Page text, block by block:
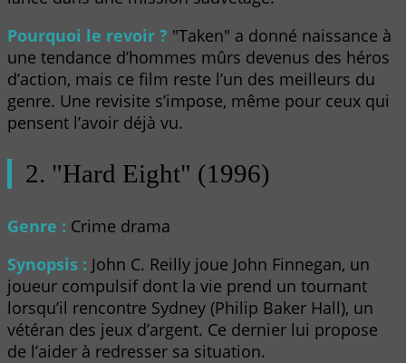
Pourquoi le revoir ? "Taken" a donné naissance à
une tendance d’hommes mûrs devenus des héros
d’action, mais ce film reste l’un des meilleurs du
genre. Une revisite s’impose, même pour ceux qui
pensent l’avoir déjà vu.
2. "Hard Eight" (1996)
Genre : Crime drama
Synopsis : John C. Reilly joue John Finnegan, un
joueur compulsif dont la vie prend un tournant
lorsqu’il rencontre Sydney (Philip Baker Hall), un
vétéran des jeux d’argent. Ce dernier lui propose
de l’aider à redresser sa situation.